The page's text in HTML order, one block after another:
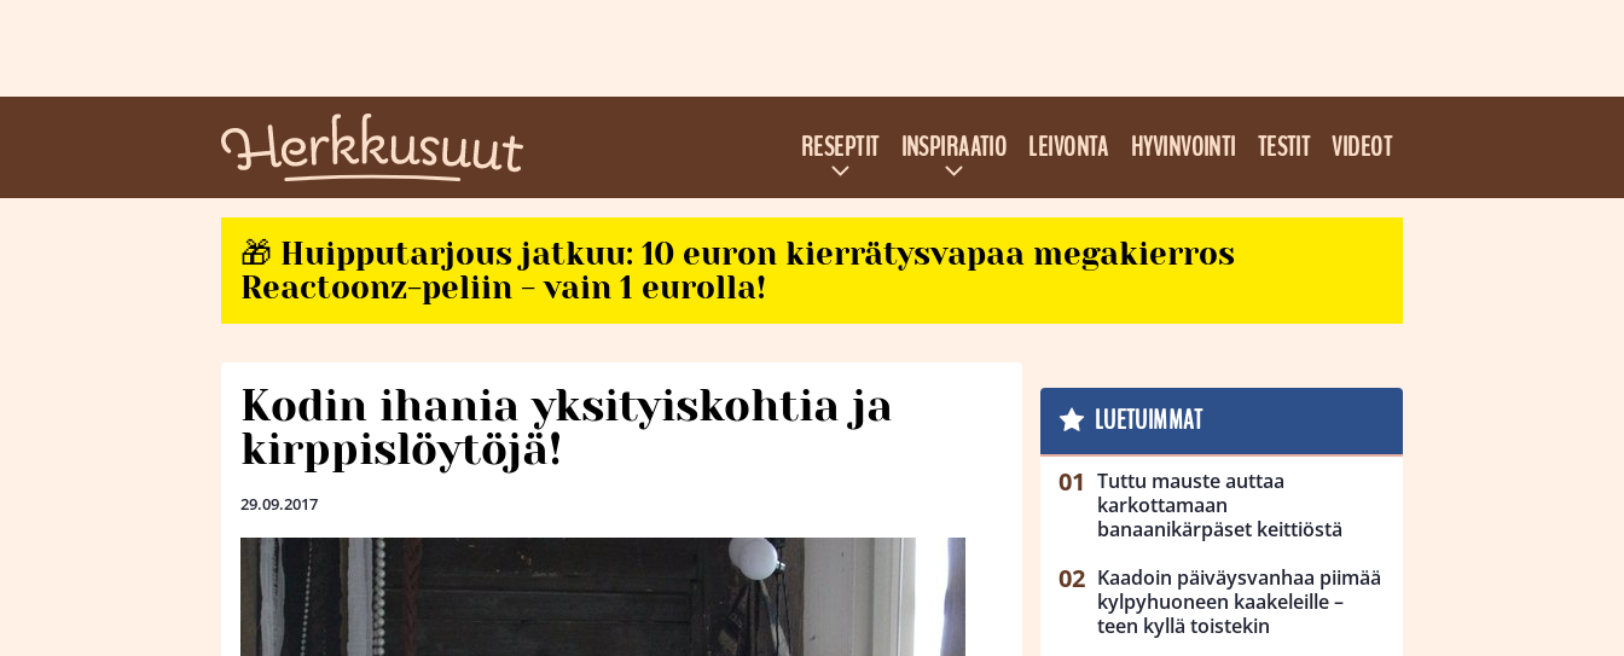
RESEPTIT INSPIRAATIO LEIVONTA HYVINVOINTI TESTIT VIDEOT
🎁 Huipputarjous jatkuu: 10 euron kierrätysvapaa megakierros
Reactoonz-peliin - vain 1 eurolla!
Kodin ihania yksityiskohtia ja
kirppislöytöjä!
29.09.2017
LUETUIMMAT
Tuttu mauste auttaa
karkottamaan
banaanikärpäset keittiöstä
Kaadoin päiväysvanhaa piimää
kylpyhuoneen kaakeleille –
teen kyllä toistekin